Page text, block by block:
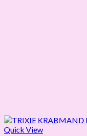
Quick View